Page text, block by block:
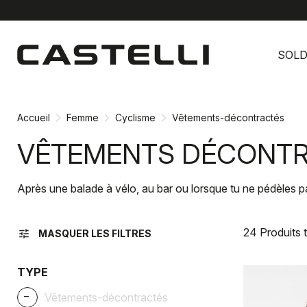
contenu
Accueil Femme Cyclisme Vêtements-décontractés
VÊTEMENTS
Après une balade à vélo, au bar ou lorsque tu ne pédèles
tune MASQUER LES FILTRES 24 Produits
TYPE
_
Vêtements-décontractés